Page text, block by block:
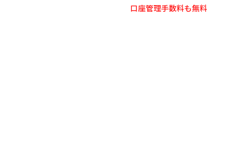
口座管理手数料も無料